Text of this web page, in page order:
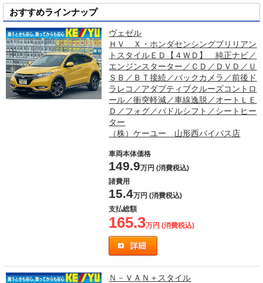
おすすめラインナップ
ヴェゼル
ＨＶ Ｘ・ホンダセンシングブリリアン
トスタイルＥＤ【４ＷＤ】 純正ナビ／
エンジンスターター／ＣＤ／ＤＶＤ／Ｕ
ＳＢ／ＢＴ接続／バックカメラ／前後ド
ラレコ／アダプティブクルーズコントロ
ール／衝突軽減／車線逸脱／オートＬＥ
Ｄ／フォグ／パドルシフト／シートヒー
ター
（株）ケーユー 山形西バイパス店
車両本体価格
149.9万円 (消費税込)
諸費用
15.4万円 (消費税込)
支払総額
165.3万円 (消費税込)
Ｎ－ＶＡＮ＋スタイル